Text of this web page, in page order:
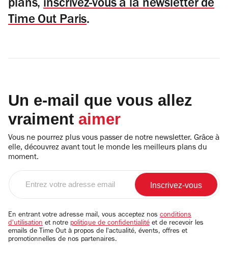
plans,inscrivez-vous à la newsletter de
Time Out Paris.
Un e-mail que vous allez
vraiment aimer
Vous ne pourrez plus vous passer de notre newsletter. Grâce à
elle, découvrez avant tout le monde les meilleurs plans du
moment.
email
En entrant votre adresse mail, vous acceptez nos conditions
d'utilisation et notre politique de confidentialité et de recevoir les
emails de Time Out à propos de l'actualité, évents, offres et
promotionnelles de nos partenaires.